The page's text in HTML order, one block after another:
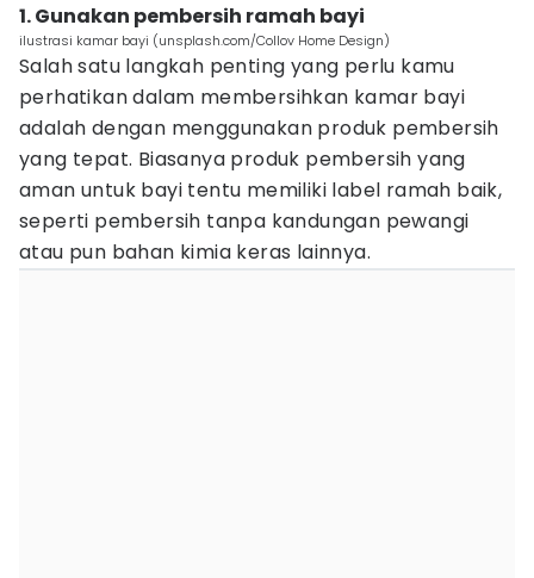
1. Gunakan pembersih ramah bayi
ilustrasi kamar bayi (unsplash.com/Collov Home Design)
Salah satu langkah penting yang perlu kamu
perhatikan dalam membersihkan kamar bayi
adalah dengan menggunakan produk pembersih
yang tepat. Biasanya produk pembersih yang
aman untuk bayi tentu memiliki label ramah baik,
seperti pembersih tanpa kandungan pewangi
atau pun bahan kimia keras lainnya.